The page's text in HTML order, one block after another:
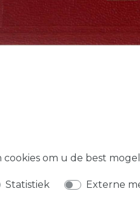
om u de best
Statistiek Externe